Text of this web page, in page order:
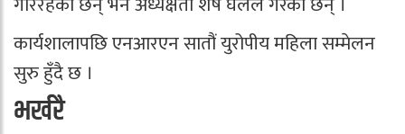
कार्यशालापछि एनआरएन सातौं युरोपीय महिला सम्मेलन
सुरु हुँदै छ ।
भर्खरै